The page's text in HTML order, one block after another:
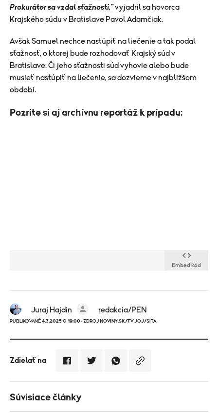
Prokurátor sa vzdal sťažnosti,"vyjadril sa hovorca
Krajského súdu v Bratislave Pavol Adamčiak.
Avšak Samuel nechce nastúpiť na liečenie a tak podal
sťažnosť, o ktorej bude rozhodovať Krajský súd v
Bratislave. Či jeho sťažnosti súd vyhovie alebo bude
musieť nastúpiť na liečenie, sa dozvieme v najbližšom
období.
Pozrite si aj archívnu reportáž k prípadu:
Embed kód
Juraj Hajdin redakcia/PEN
PUBLIKOVANÉ 4.3.2025 O 19:00 · ZDROJ NOVINY.SK/TV JOJ/SITA
Zdielať na
Súvisiace články